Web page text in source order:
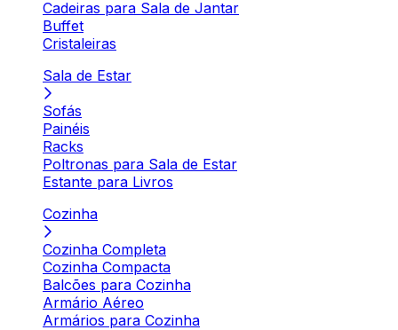
Cadeiras para Sala de Jantar
Buffet
Cristaleiras
Sala de Estar
Sofás
Painéis
Racks
Poltronas para Sala de Estar
Estante para Livros
Cozinha
Cozinha Completa
Cozinha Compacta
Balcões para Cozinha
Armário Aéreo
Armários para Cozinha